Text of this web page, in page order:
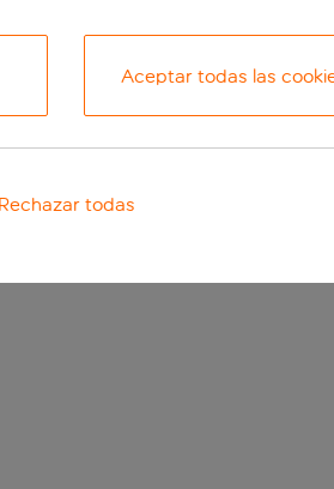
Aceptar todas las
Rechazar todas